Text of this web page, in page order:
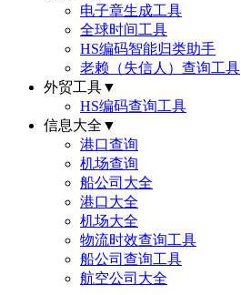
电子章生成工具
全球时间工具
HS编码智能归类助手
老赖（失信人）查询工具
外贸工具▼
HS编码查询工具
信息大全 ▼
港口查询
机场查询
船公司大全
港口大全
机场大全
物流时效查询工具
船公司查询工具
航空公司大全